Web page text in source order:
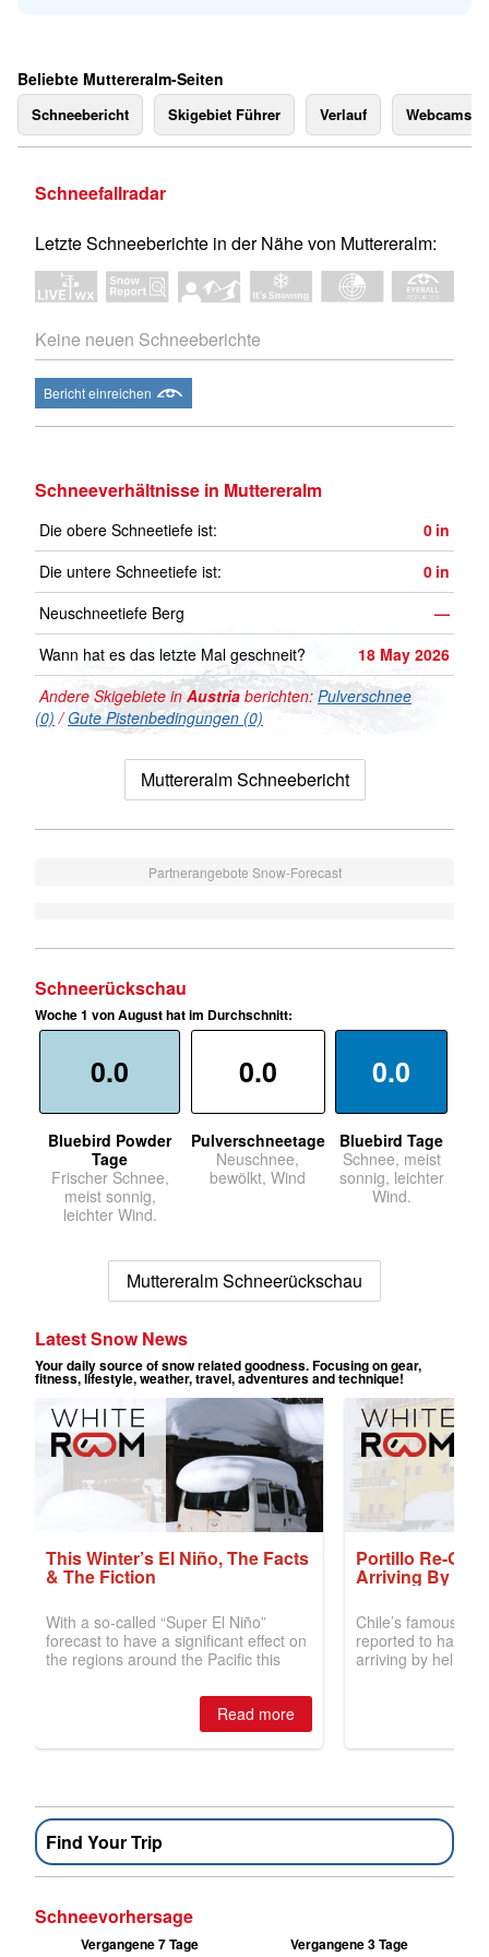
Beliebte Muttereralm-Seiten
Schneebericht Skigebiet Führer Verlauf Webcams
Schneefallradar
Letzte Schneeberichte in der Nähe von Muttereralm:
Keine neuen Schneeberichte
Bericht einreichen
Schneeverhältnisse in Muttereralm
Die obere Schneetiefe ist: 0 in
Die untere Schneetiefe ist:
0 in
Neuschneetiefe Berg
—
Wann hat es das letzte Mal geschneit?
18 May 2026
Andere Skigebiete inAustria berichten: Pulverschnee
(0) /Gute Pistenbedingungen (0)
Muttereralm Schneebericht
Partnerangebote Snow-Forecast
Schneerückschau
Woche 1 von August hat im Durchschnitt:
0.0
Bluebird Powder
Tage
Frischer Schnee,
meist sonnig,
leichter Wind.
0.0
Pulverschneetage
Neuschnee,
bewölkt, Wind
0.0
Bluebird Tage
Schnee, meist
sonnig, leichter
Wind.
Muttereralm Schneerückschau
Find Your Trip
Schneevorhersage
Vergangene 7 Tage Vergangene 3 Tage